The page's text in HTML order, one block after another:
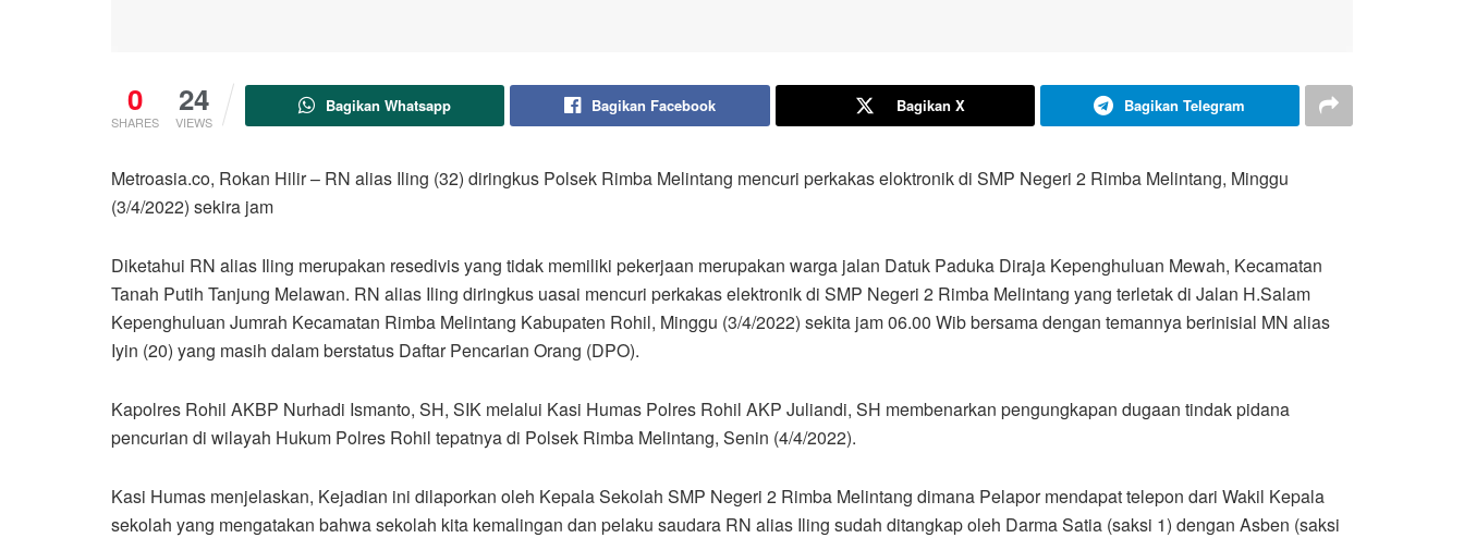
0
SHARES
24
VIEWS
Bagikan Whatsapp Bagikan Facebook Bagikan X Bagikan Telegram
Metroasia.co, Rokan Hilir – RN alias Iling (32) diringkus Polsek Rimba Melintang mencuri perkakas eloktronik di SMP Negeri 2 Rimba Melintang, Minggu
(3/4/2022) sekira jam
Diketahui RN alias Iling merupakan resedivis yang tidak memiliki pekerjaan merupakan warga jalan Datuk Paduka Diraja Kepenghuluan Mewah, Kecamatan
Tanah Putih Tanjung Melawan. RN alias Iling diringkus uasai mencuri perkakas elektronik di SMP Negeri 2 Rimba Melintang yang terletak di Jalan H.Salam
Kepenghuluan Jumrah Kecamatan Rimba Melintang Kabupaten Rohil, Minggu (3/4/2022) sekita jam 06.00 Wib bersama dengan temannya berinisial MN alias
Iyin (20) yang masih dalam berstatus Daftar Pencarian Orang (DPO).
Kapolres Rohil AKBP Nurhadi Ismanto, SH, SIK melalui Kasi Humas Polres Rohil AKP Juliandi, SH membenarkan pengungkapan dugaan tindak pidana
pencurian di wilayah Hukum Polres Rohil tepatnya di Polsek Rimba Melintang, Senin (4/4/2022).
Kasi Humas menjelaskan, Kejadian ini dilaporkan oleh Kepala Sekolah SMP Negeri 2 Rimba Melintang dimana Pelapor mendapat telepon dari Wakil Kepala
sekolah yang mengatakan bahwa sekolah kita kemalingan dan pelaku saudara RN alias Iling sudah ditangkap oleh Darma Satia (saksi 1) dengan Asben (saksi